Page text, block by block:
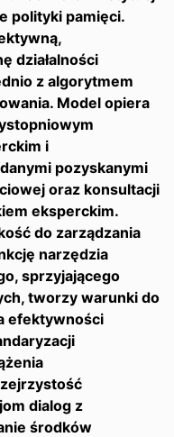
polityki pamięci.
działalności
z algorytmem
Model opiera
i
pozyskanymi
oraz konsultacji
eksperckim.
do zarządzania
narzędzia
sprzyjającego
tworzy warunki do
efektywności
dialog z
środków